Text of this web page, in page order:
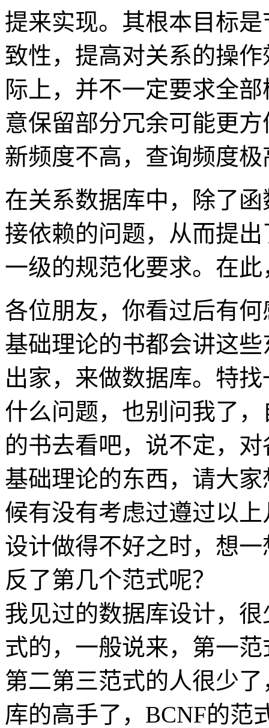
提来实现。其根本目标
致性，提高对关系的操
际上，并不一定要求全
意保留部分冗余可能更
新频度不高，查询频度
在关系数据库中，除了
接依赖的问题，从而提
一级的规范化要求。在
各位朋友，你看过后有
基础理论的书都会讲这
出家，来做数据库。特
什么问题，也别问我了
的书去看吧，说不定，
基础理论的东西，请大
候有没有考虑过遵过以
设计做得不好之时，想
反了第几个范式呢？
我见过的数据库设计，
式的，一般说来，第一
第二第三范式的人很少
库的高手了，BCNF的范